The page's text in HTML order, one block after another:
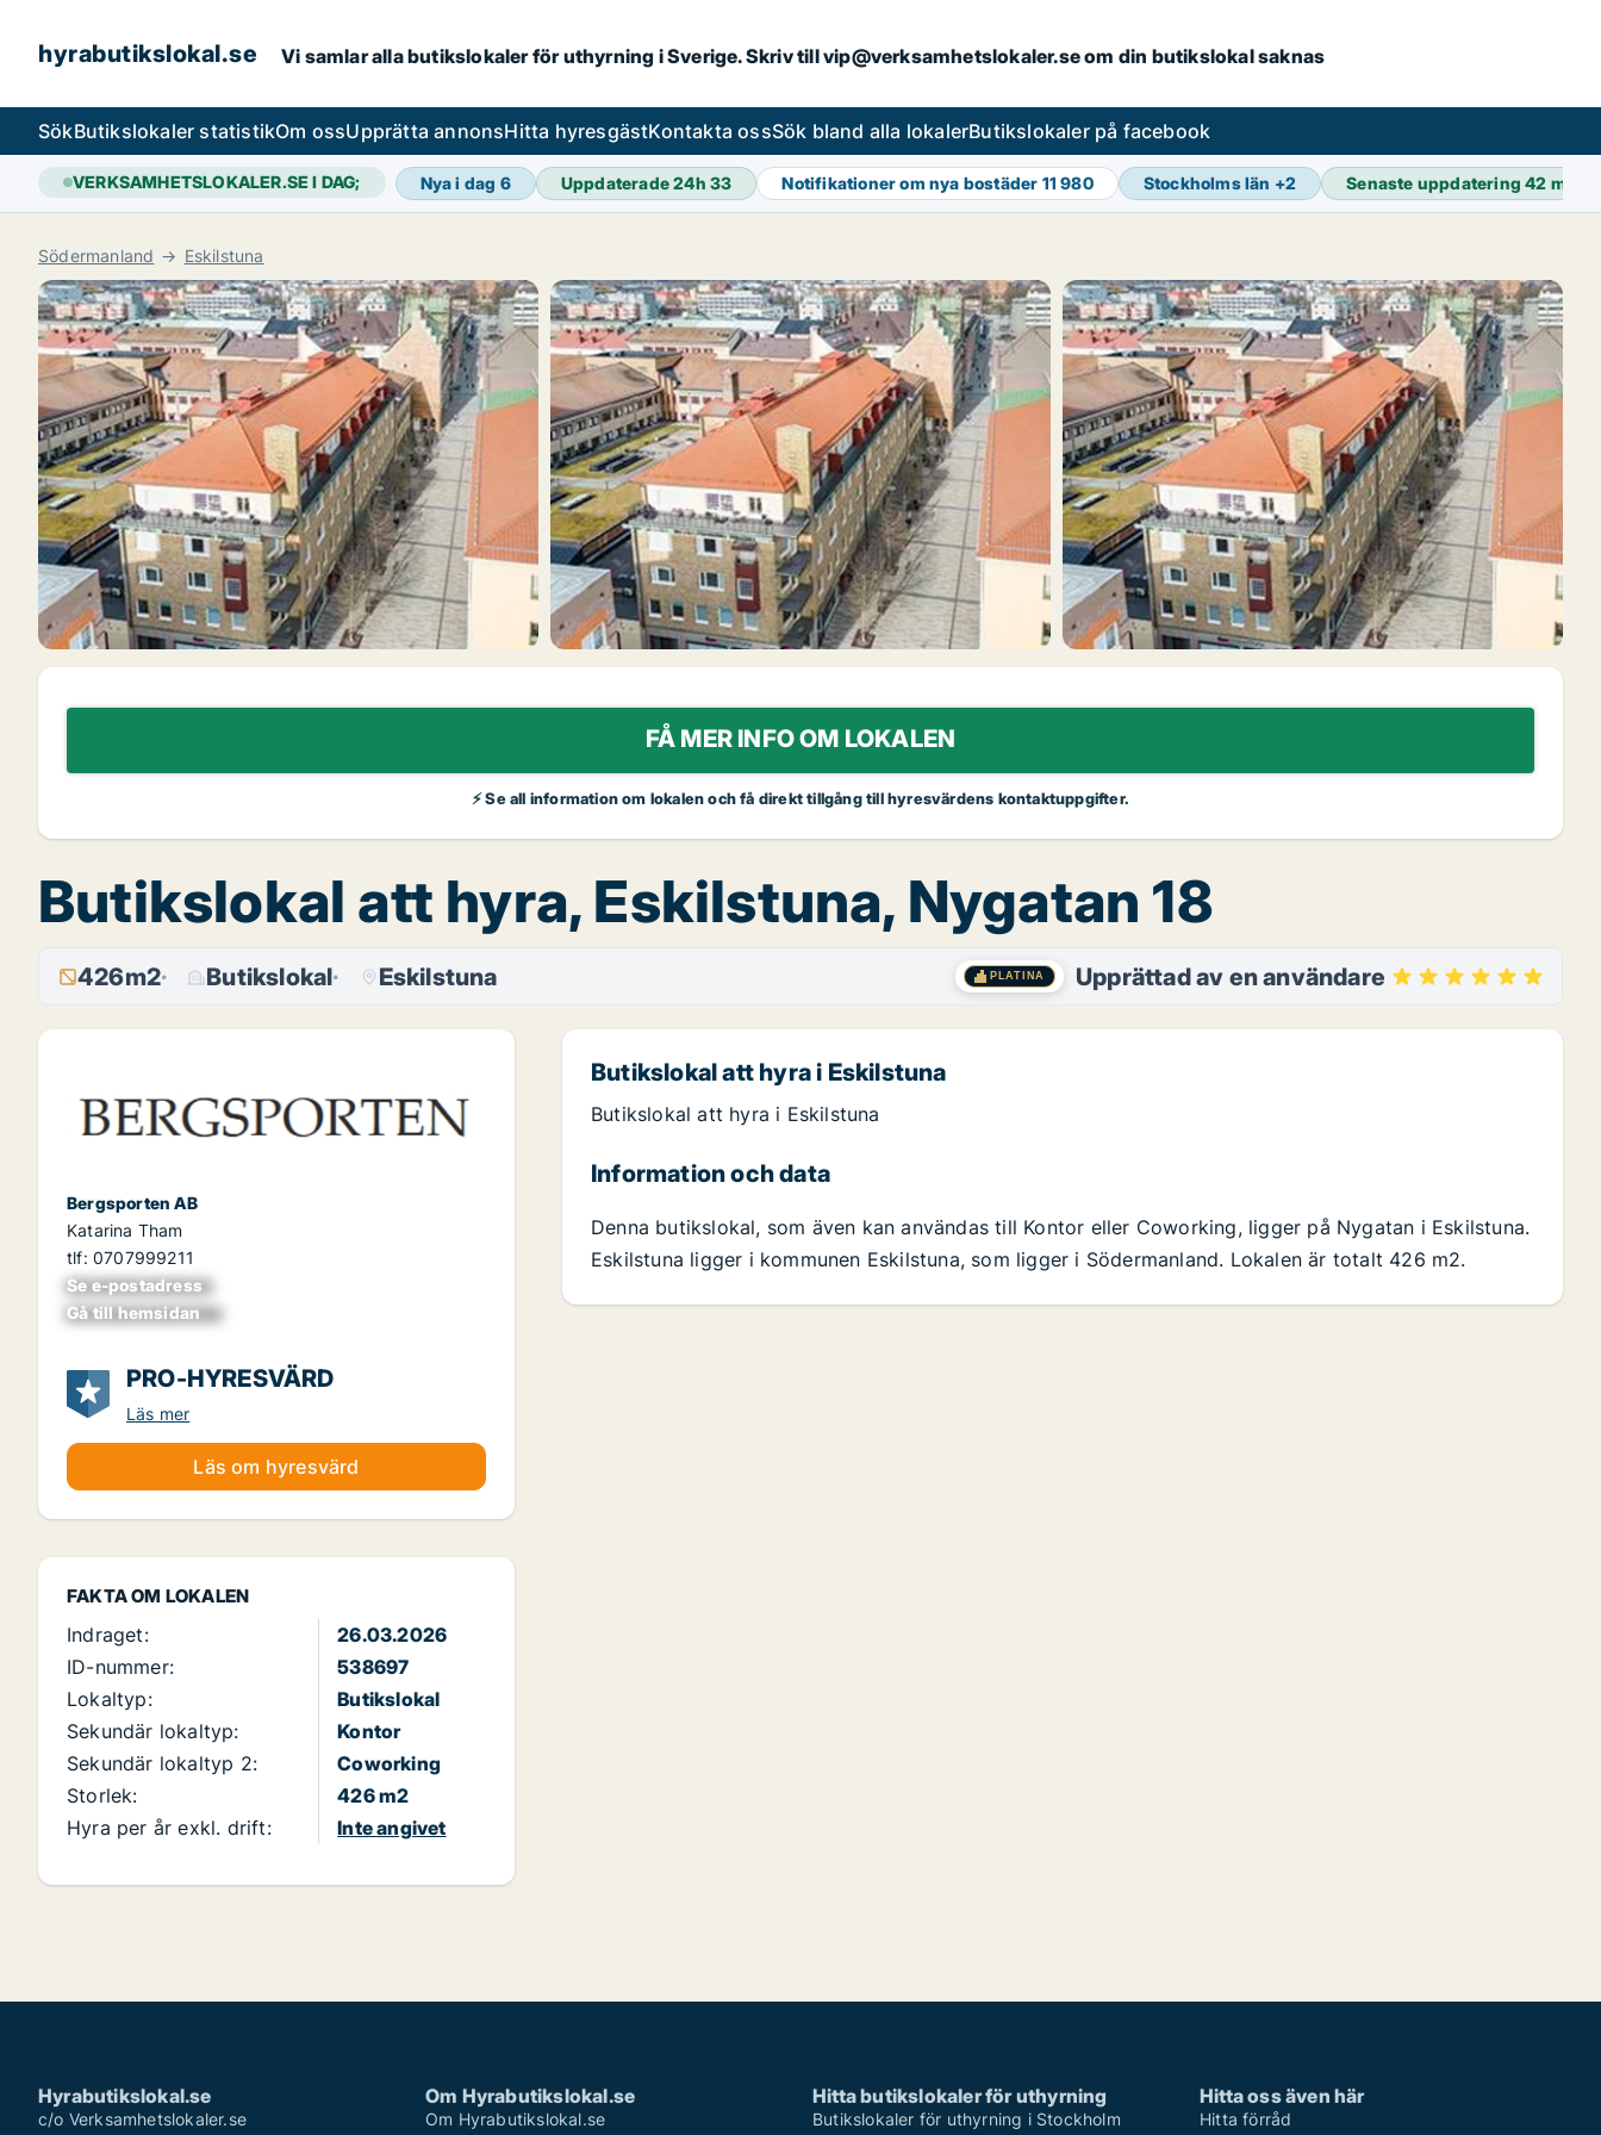
hyrabutikslokal.se Vi samlar alla butikslokaler för uthyrning i Sverige. Skriv till vip@verksamhetslokaler.se om din butikslokal saknas
SökButikslokaler statistikOm ossUpprätta annonsHitta hyresgästKontakta ossSök bland alla lokalerButikslokaler på facebook
VERKSAMHETSLOKALER.SE I DAG; Nya i dag 6 Uppdaterade 24h33 Notifikationer om nya bostäder 11 980 Stockholms län +2 Senaste uppdatering42 min
Södermanland Eskilstuna
FÅ MER INFO OM LOKALEN
⚡ Se all information om lokalen och få direkt tillgång till hyresvärdens kontaktuppgifter.
Butikslokal att hyra, Eskilstuna, Nygatan 18
426m2 Butikslokal Eskilstuna PLATINA Upprättad av en användare
Bergsporten AB
Katarina Tham
tlf: 0707999211
Se e-postadress
xxxxxxxxxxxxxxx
Gå till hemsidan
xxxxxxxxxxxxxxxx
PRO-HYRESVÄRD
Läs mer
Läs om hyresvärd
FAKTA OM LOKALEN
Indraget:
26.03.2026
ID-nummer:
538697
Lokaltyp:
Butikslokal
Sekundär lokaltyp:
Kontor
Sekundär lokaltyp 2:
Coworking
Storlek:
426 m2
Hyra per år exkl. drift:
Inte angivet
Butikslokal att hyra i Eskilstuna
Butikslokal att hyra i Eskilstuna
Information och data
Denna butikslokal, som även kan användas till Kontor eller Coworking, ligger på Nygatan i Eskilstuna.
Eskilstuna ligger i kommunen Eskilstuna, som ligger i Södermanland. Lokalen är totalt 426 m2.
Hyrabutikslokal.se
c/o Verksamhetslokaler.se
Om Hyrabutikslokal.se
Om Hyrabutikslokal.se
Hitta butikslokaler för uthyrning
Butikslokaler för uthyrning i Stockholm
Hitta oss även här
Hitta förråd